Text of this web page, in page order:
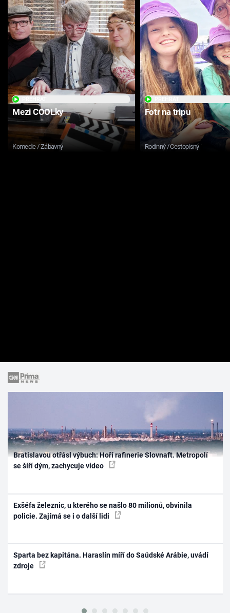
Mezi COOLky
Komedie / Zábavný
Fotr na tripu
Rodinný / Cestopisný
Bratislavou otřásl výbuch: Hoří rafinerie Slovnaft. Metropolí
se šíří dým, zachycuje video
Exšéfa železnic, u kterého se našlo 80 milionů, obvinila
policie. Zajímá se i o další lidi
Sparta bez kapitána. Haraslín míří do Saúdské Arábie, uvádí
zdroje